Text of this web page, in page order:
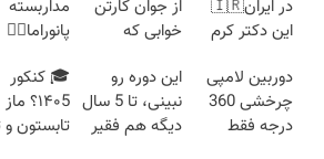
در ایران🇮🇷
این دکتر کرم
روزه ساخت!
از جوان کارتن
خوابی که
آموزش رایگان
مداربسته
پانوراما👈🏻
360°و
اندروید و ios
دوربین لامپی
چرخشی 360
درجه فقط
این دوره رو
نبینی، تا 5 سال
دیگه هم فقیر
🎓 کنکور
۱۴۰5؟ ماز
تابستون و